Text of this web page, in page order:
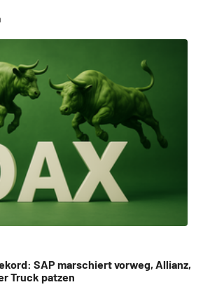
SAP marschiert vorweg, Allianz,
Truck patzen